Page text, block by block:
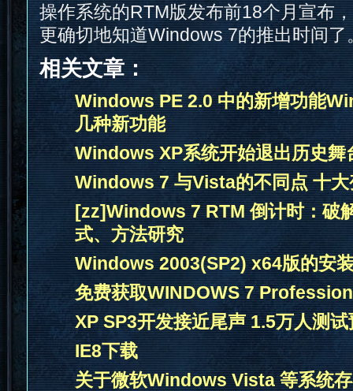
操作系统的RTM版发布前18个月宣布
更确切地知道Windows 7的推出时间了
相关文章：
Windows PE 2.0 中的新增功能
几种新功能
Windows XP系统开始退出历史舞
Windows 7 与Vista的不同点 十大
[zz]Windows 7 RTM 倒计时：破
式、方法研究
Windows 2003(SP2) x64版的安
免费获取WINDOWS 7
XP SP3开发接近尾声 1.5万人测
IE8下载
关于微软Windows Vista 等系统